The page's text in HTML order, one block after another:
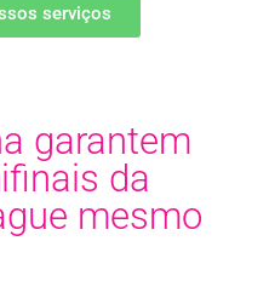
serviços
garantem
da
mesmo